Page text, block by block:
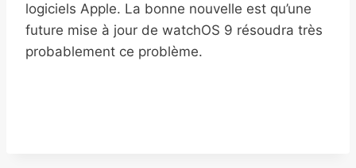
logiciels Apple. La bonne nouvelle est qu’une
future mise à jour de watchOS 9 résoudra très
probablement ce problème.